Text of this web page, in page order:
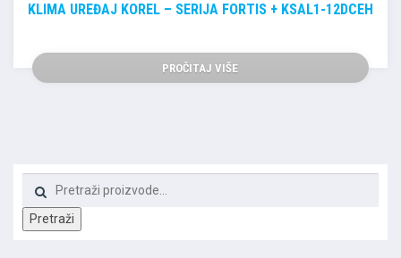
KLIMA UREĐAJ KOREL – SERIJA FORTIS + KSAL1-12DCEH
PROČITAJ VIŠE
Pretraži